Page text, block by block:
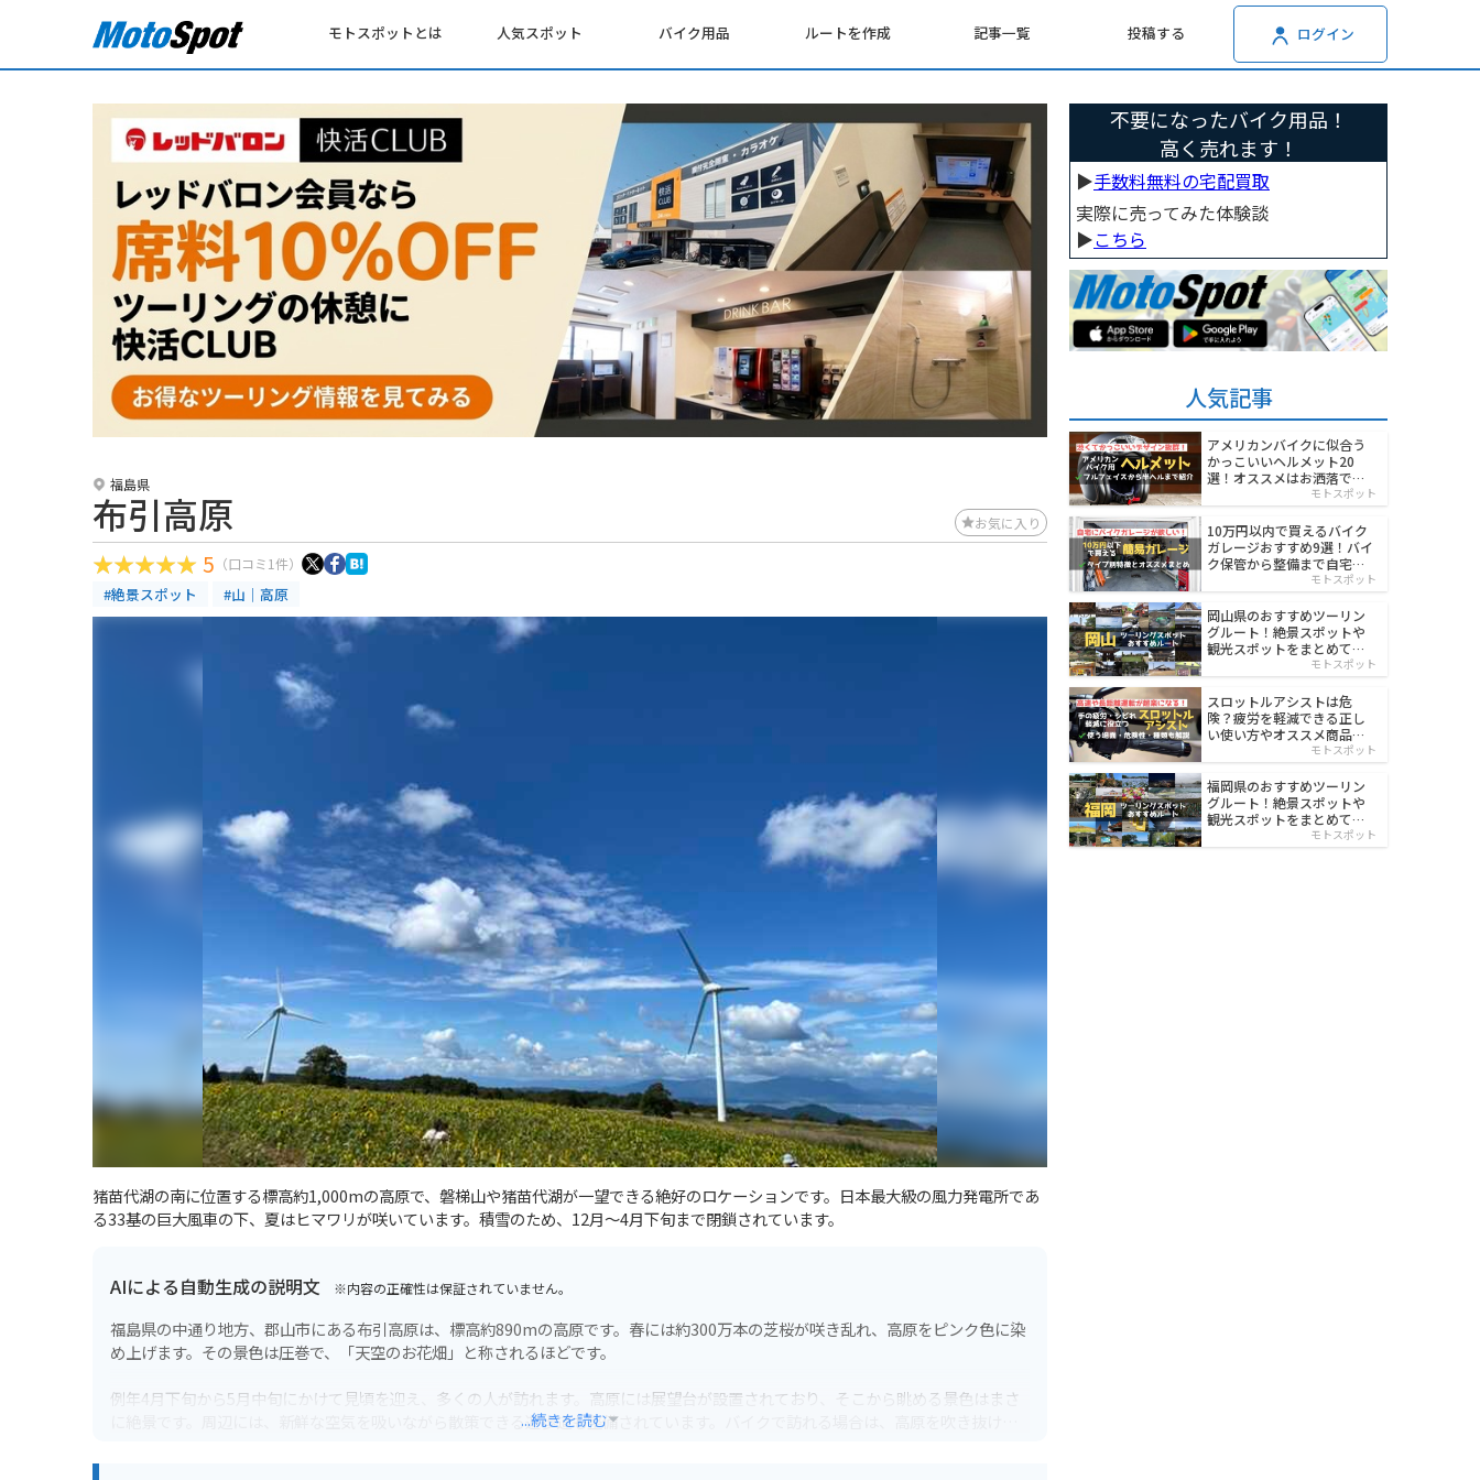
モトスポットとは 人気スポット バイク用品 ルートを作成 記事一覧 投稿する ログイン
福島県
布引高原 お気に入り
5 （口コミ1件）
#絶景スポット #山｜高原
猪苗代湖の南に位置する標高約1,000mの高原で、磐梯山や猪苗代湖が一望できる絶好のロケーションです。日本最大級の風力発電所であ
る33基の巨大風車の下、夏はヒマワリが咲いています。積雪のため、12月〜4月下旬まで閉鎖されています。
AIによる自動生成の説明文 ※内容の正確性は保証されていません。
福島県の中通り地方、郡山市にある布引高原は、標高約890mの高原です。春には約300万本の芝桜が咲き乱れ、高原をピンク色に染
め上げます。その景色は圧巻で、「天空のお花畑」と称されるほどです。
例年4月下旬から5月中旬にかけて見頃を迎え、多くの人が訪れます。高原には展望台が設置されており、そこから眺める景色はまさ
に絶景です。周辺には、新鮮な空気を吸いながら散策できる遊歩道も整備されています。バイクで訪れる場合は、高原を吹き抜ける
...続きを読む
不要になったバイク用品！
高く売れます！
▶︎手数料無料の宅配買取
実際に売ってみた体験談
▶︎こちら
人気記事
アメリカンバイクに似合う
かっこいいヘルメット20
選！オススメはお洒落でワ
モトスポット
10万円以内で買えるバイク
ガレージおすすめ9選！バイ
ク保管から整備まで自宅で
モトスポット
岡山県のおすすめツーリン
グルート！絶景スポットや
観光スポットをまとめて紹
モトスポット
スロットルアシストは危
険？疲労を軽減できる正し
い使い方やオススメ商品を
モトスポット
福岡県のおすすめツーリン
グルート！絶景スポットや
観光スポットをまとめて紹
モトスポット